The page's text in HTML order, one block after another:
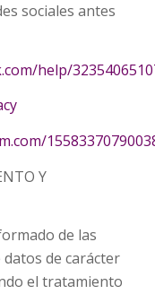
sociales antes
help/
Y
de las
de carácter
el tratamiento